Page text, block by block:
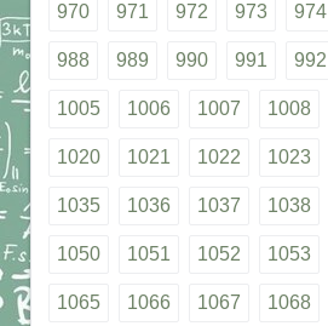
970 971 972 973 974
988 989 990 991 992
1005 1006 1007 1008
1020 1021 1022 1023
1035 1036 1037 1038
1050 1051 1052 1053
1065 1066 1067 1068